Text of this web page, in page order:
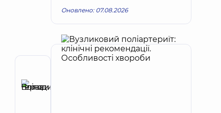
Оновлено: 07.08.2026